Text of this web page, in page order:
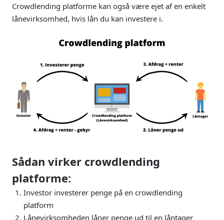
Crowdlending platforme kan også være ejet af en enkelt
lånevirksomhed, hvis lån du kan investere i.
Sådan virker crowdlending
platforme:
Investor investerer penge på en crowdlending
platform
Lånevirksomheden låner penge ud til en låntager